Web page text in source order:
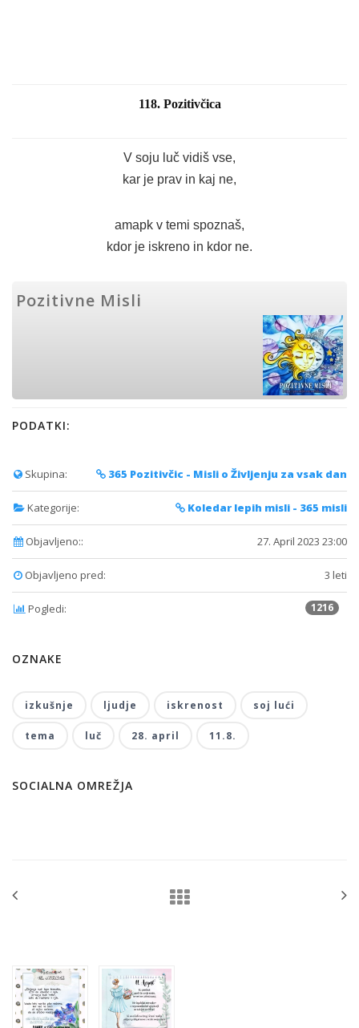
118. Pozitivčica
V soju luč vidiš vse,
kar je prav in kaj ne,
amapk v temi spoznaš,
kdor je iskreno in kdor ne.
Pozitivne Misli
PODATKI:
Skupina: 365 Pozitivčic - Misli o Življenju za vsak dan
Kategorije: Koledar lepih misli - 365 misli
Objavljeno:: 27. April 2023 23:00
Objavljeno pred: 3 leti
Pogledi: 1216
OZNAKE
izkušnje ljudje iskrenost soj lući
tema luč 28. april 11.8.
SOCIALNA OMREŽJA